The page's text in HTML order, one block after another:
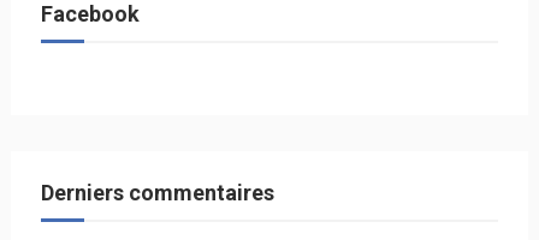
Facebook
Derniers commentaires